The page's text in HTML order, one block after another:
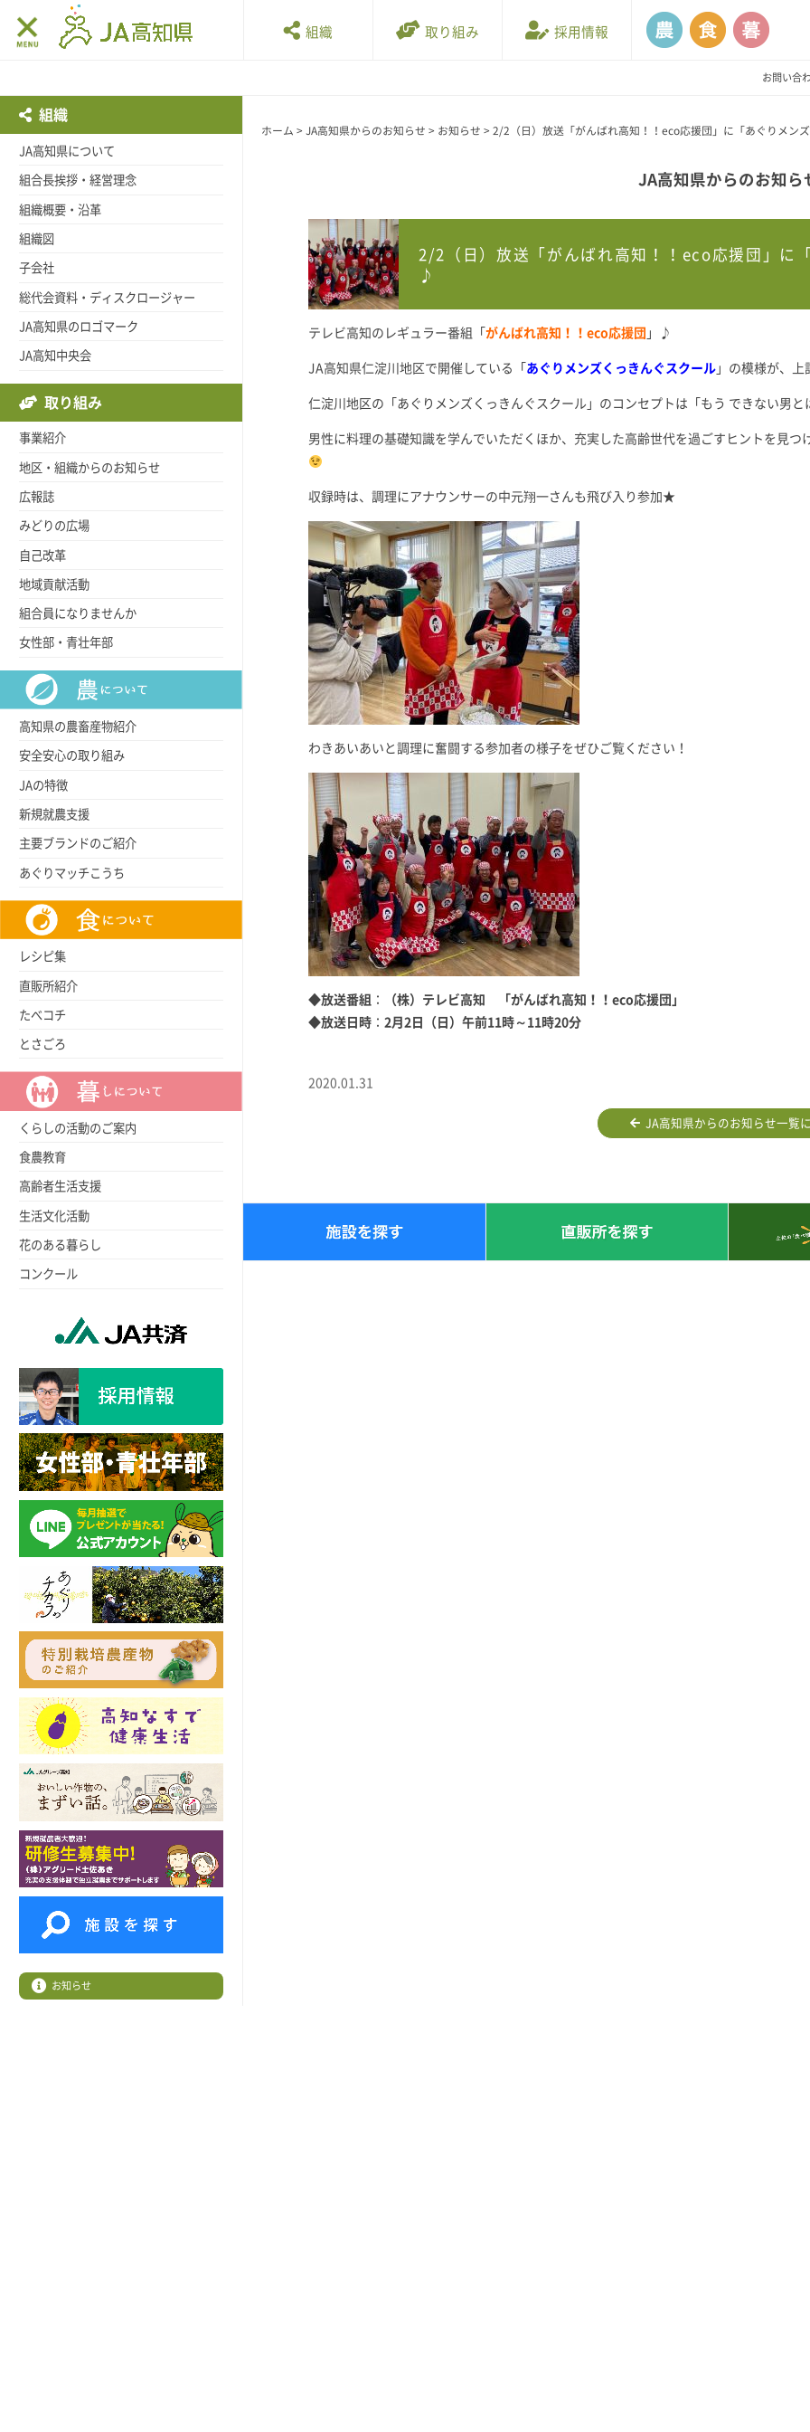
組織 取り組み 採用情報
お問い合
ホーム > JA高知県からのお知らせ > お知らせ > 2/2（日）放送「がんばれ高知！！eco応援団」に「あぐりメン
JA高知県からのお知ら
2/2（日）放送「がんばれ高知！！eco応援団」に
♪
テレビ高知のレギュラー番組「 がんばれ高知！！eco応援団 」♪
JA高知県仁淀川地区で開催している「 あぐりメンズくっきんぐスクール」の模様が、上
仁淀川地区の「あぐりメンズくっきんぐスクール」のコンセプトは「もう できない男
男性に料理の基礎知識を学んでいただくほか、充実した高齢世代を過ごすヒントを見
収録時は、調理にアナウンサーの中元翔一さんも飛び入り参加★
わきあいあいと調理に奮闘する参加者の様子をぜひご覧ください！
◆放送番組 ：
（株）テレビ高知 「がんばれ高知！！eco応援団」
◆放送日時： 2月2日（日）午前11時～11時20分
2020.01.31
JA高知県からのお知らせ一覧
組織
JA高知県について
組合長挨拶・経営理念
組織概要・沿革
組織図
子会社
総代会資料・ディスクロージャー
JA高知県のロゴマーク
JA高知中央会
取り組み
事業紹介
地区・組織からのお知らせ
広報誌
みどりの広場
自己改革
地域貢献活動
組合員になりませんか
女性部・青壮年部
高知県の農畜産物紹介
安全安心の取り組み
JAの特徴
新規就農支援
主要ブランドのご紹介
あぐりマッチこうち
レシピ集
直販所紹介
たべコチ
とさごろ
くらしの活動のご案内
食農教育
高齢者生活支援
生活文化活動
花のある暮らし
コンクール
お知らせ